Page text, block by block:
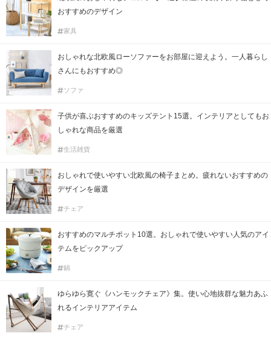
おすすめのデザイン
家具
おしゃれな北欧風ローソファーをお部屋に迎えよう。一人暮らし
さんにもおすすめ◎
ソファ
子供が喜ぶおすすめのキッズテント15選。インテリアとしてもお
しゃれな商品を厳選
生活雑貨
おしゃれで使いやすい北欧風の椅子まとめ。疲れないおすすめの
デザインを厳選
チェア
おすすめのマルチポット10選。おしゃれで使いやすい人気のアイ
テムをピックアップ
鍋
ゆらゆら寛ぐ《ハンモックチェア》集。使い心地抜群な魅力あふ
れるインテリアアイテム
チェア